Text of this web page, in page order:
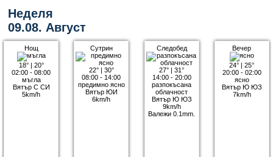
Неделя
09.08. Август
Нощ
18°| 20°
02:00 - 08:00
мъгла
Вятър С СИ
5km/h
Сутрин
22°| 30°
08:00 - 14:00
предимно ясно
Вятър ЮИ
6km/h
Следобед
27° |31°
14:00 - 20:00
разпокъсана
облачност
Вятър Ю ЮЗ
9km/h
Валежи 0.1mm.
Вечер
24° |25°
20:00 - 02:00
ясно
Вятър Ю ЮЗ
7km/h